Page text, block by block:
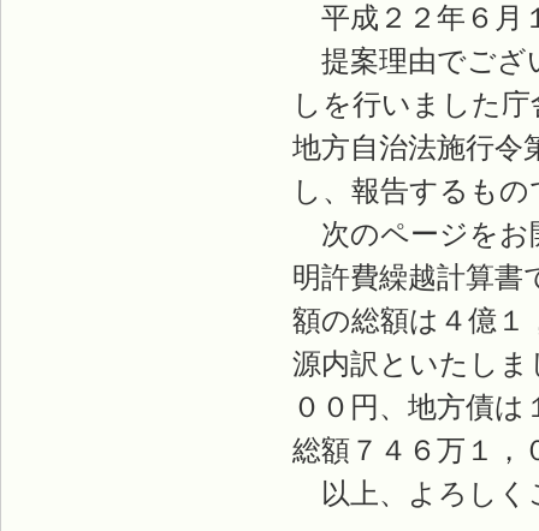
平成２２年６月
提案理由でござ
しを行いました
地方自治法施行令
し、報告するも
次のページをお
明許費繰越計算
額の総額は４億１
源内訳といたしま
００円、地方債
総額７４６万１，
以上、よろしく